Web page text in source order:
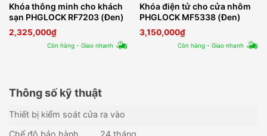
Khóa thông minh cho khách
sạn PHGLOCK RF7203 (Đen)
2,325,000₫
Còn hàng - Giao nhanh
Khóa điện tử cho cửa nhôm
PHGLOCK MF5338 (Đen)
3,150,000₫
Còn hàng - Giao nhanh
Thông số kỹ thuật
Thiết bị kiểm soát cửa ra vào
Chế độ bảo hành
24 tháng